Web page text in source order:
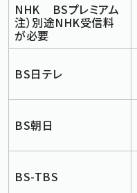
NHK BSプレミアム
注）別途NHK受信料
が必要
BS日テレ
BS朝日
BS-TBS